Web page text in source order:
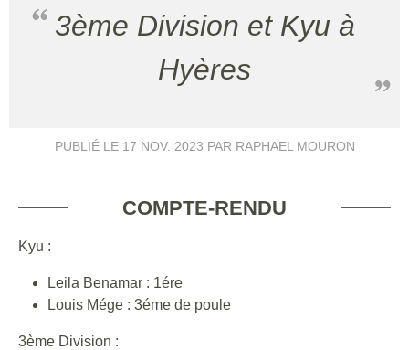
3ème Division et Kyu à
Hyères
PUBLIÉ LE 17 NOV. 2023 PAR RAPHAEL MOURON
COMPTE-RENDU
Kyu :
Leila Benamar : 1ére
Louis Mége : 3éme de poule
3ème Division :